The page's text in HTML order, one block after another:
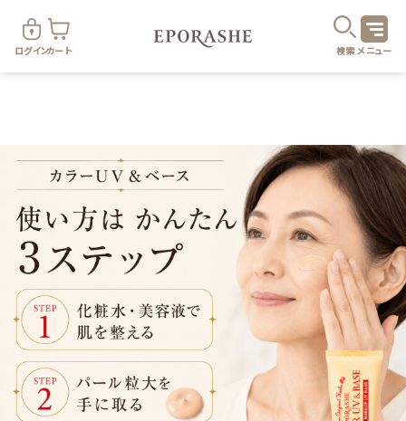
ログインカート 検索メニュー
カテゴ
お得なセット・キャンペーン
スキンケア
お悩
乾燥
全商品一覧